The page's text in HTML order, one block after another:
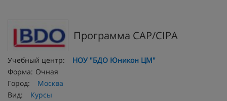
Программа CAP/CIPA
Учебный центр:
НОУ "БДО Юникон ЦМ"
Форма: Очная
Город:
Москва
Вид:
Курсы